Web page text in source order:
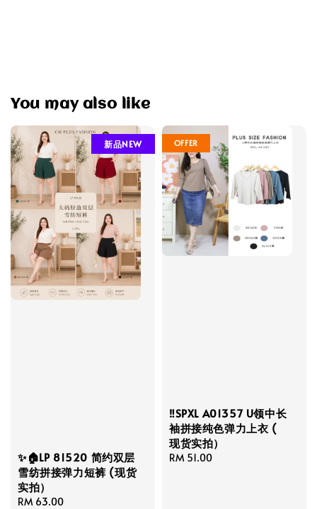
You may also like
新品NEW
✨🏠LP 81520 简约双层
雪纺拼接弹力短裤 (现货
实拍）
Regular
RM 63.00
OFFER
‼️SPXL A01357 U领中长
袖拼接纯色弹力上衣 (
现货实拍）
Regular
RM 51.00